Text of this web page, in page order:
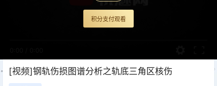
积分支付观看
[视频]钢轨伤损图谱分析之轨底三角区核伤